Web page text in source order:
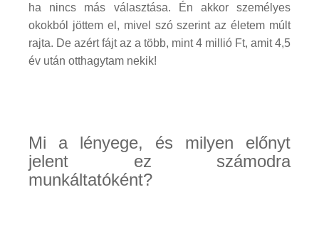
ha nincs más választása. Én akkor személyes
okokból jöttem el, mivel szó szerint az életem múlt
rajta. De azért fájt az a több, mint 4 millió Ft, amit 4,5
év után otthagytam nekik!
Mi a lényege, és milyen előnyt
jelent ez számodra
munkáltatóként?